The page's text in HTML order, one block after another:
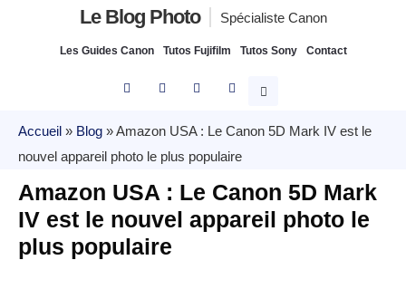
Le Blog Photo Spécialiste Canon
Les Guides Canon Tutos Fujifilm Tutos Sony Contact
Accueil » Blog »Amazon USA : Le Canon 5D Mark IV est le
nouvel appareil photo le plus populaire
Amazon USA : Le Canon 5D Mark
IV est le nouvel appareil photo le
plus populaire